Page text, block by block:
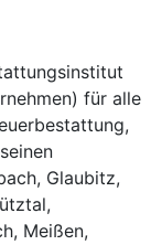
für alle
Glaubitz,
Meißen,